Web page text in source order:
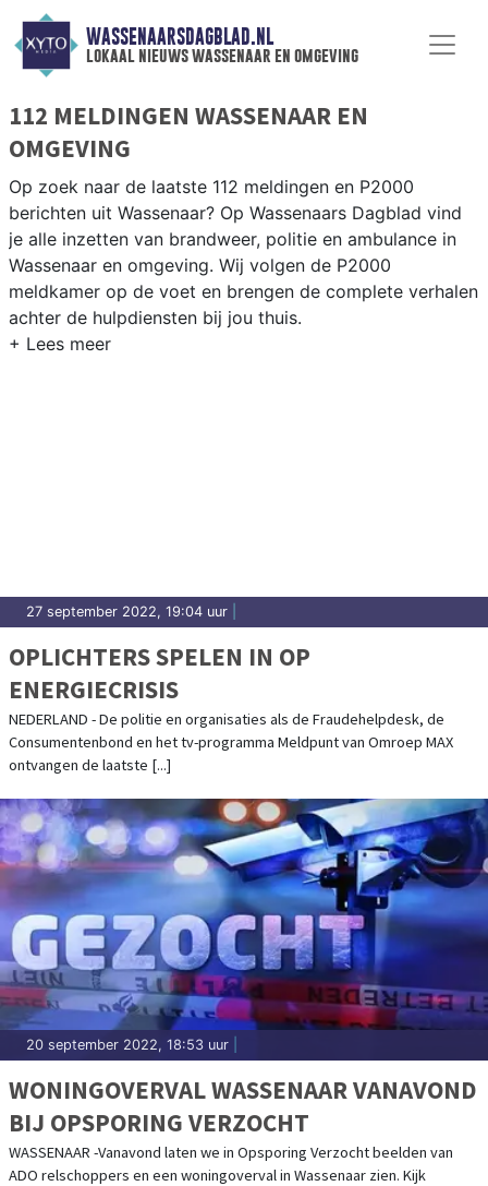
WASSENAARSDAGBLAD.NL
lokaal nieuws wassenaar en omgeving
112 MELDINGEN WASSENAAR EN
OMGEVING
Op zoek naar de laatste 112 meldingen en P2000
berichten uit Wassenaar? Op Wassenaars Dagblad vind
je alle inzetten van brandweer, politie en ambulance in
Wassenaar en omgeving. Wij volgen de P2000
meldkamer op de voet en brengen de complete verhalen
achter de hulpdiensten bij jou thuis.
27 september 2022, 19:04 uur
OPLICHTERS SPELEN IN OP
ENERGIECRISIS
NEDERLAND - De politie en organisaties als de Fraudehelpdesk, de
Consumentenbond en het tv-programma Meldpunt van Omroep MAX
ontvangen de laatste [...]
20 september 2022, 18:53 uur
WONINGOVERVAL WASSENAAR VANAVOND
BIJ OPSPORING VERZOCHT
WASSENAAR -Vanavond laten we in Opsporing Verzocht beelden van
ADO relschoppers en een woningoverval in Wassenaar zien. Kijk